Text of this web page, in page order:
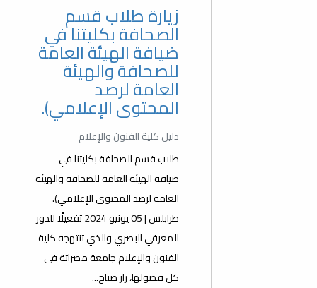
زيارة طلاب قسم
الصحافة بكليتنا في
ضيافة الهيئة العامة
للصحافة والهيئة
العامة لرصد
المحتوى الإعلامي).
دليل كلية الفنون والإعلام
طلاب قسم الصحافة بكليتنا في
ضيافة الهيئة العامة للصحافة والهيئة
العامة لرصد المحتوى الإعلامي).
طرابلس | 05 يونيو 2024 تفعيلًا للدور
المعرفي البصري والذي تنتهجه كلية
الفنون والإعلام جامعة مصراتة في
كل فصولها، زار صباح...